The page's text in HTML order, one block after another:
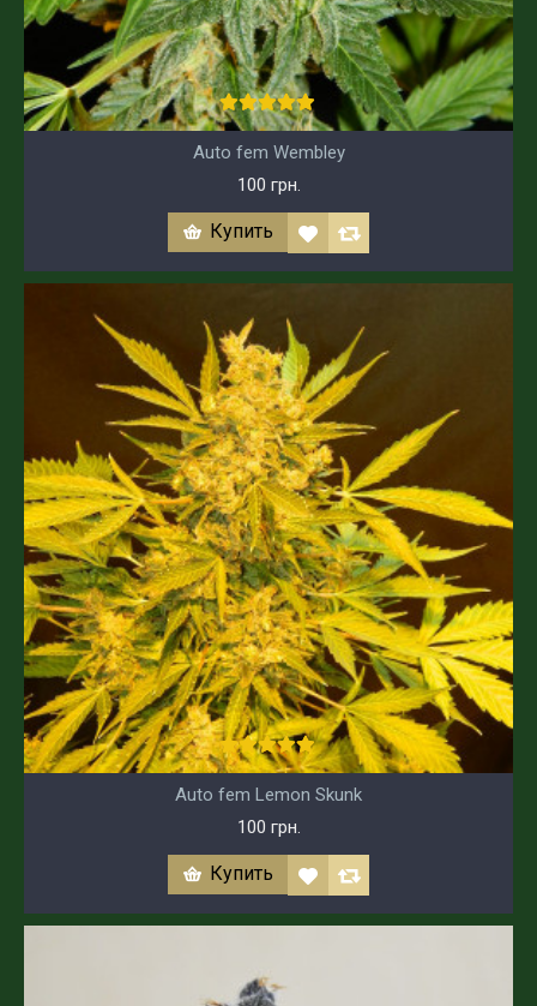
Auto fem Wembley
100 грн.
Купить
Auto fem Lemon Skunk
100 грн.
Купить